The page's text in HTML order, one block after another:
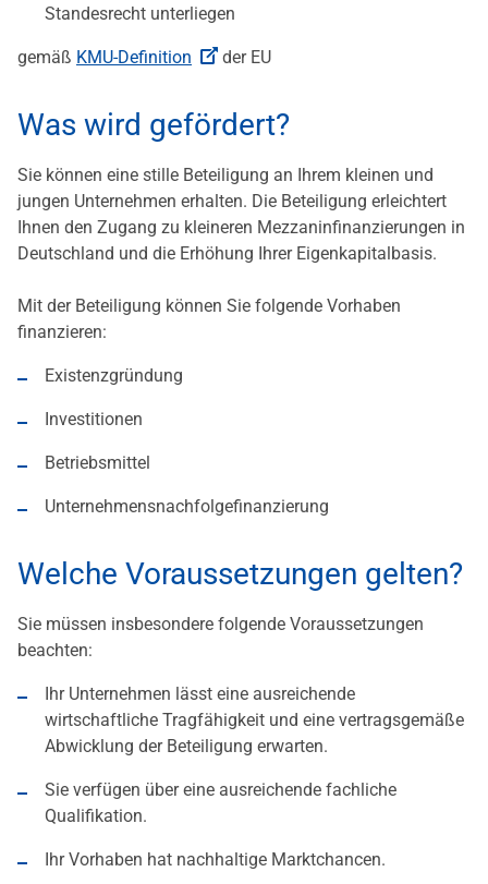
Standesrecht unterliegen
gemäß KMU-Definition der EU
Was wird gefördert?
Sie können eine stille Beteiligung an Ihrem kleinen und
jungen Unternehmen erhalten. Die Beteiligung erleichtert
Ihnen den Zugang zu kleineren Mezzaninfinanzierungen in
Deutschland und die Erhöhung Ihrer Eigenkapitalbasis.
Mit der Beteiligung können Sie folgende Vorhaben
finanzieren:
Existenzgründung
Investitionen
Betriebsmittel
Unternehmensnachfolgefinanzierung
Welche Voraussetzungen gelten?
Sie müssen insbesondere folgende Voraussetzungen
beachten:
Ihr Unternehmen lässt eine ausreichende
wirtschaftliche Tragfähigkeit und eine vertragsgemäße
Abwicklung der Beteiligung erwarten.
Sie verfügen über eine ausreichende fachliche
Qualifikation.
Ihr Vorhaben hat nachhaltige Marktchancen.